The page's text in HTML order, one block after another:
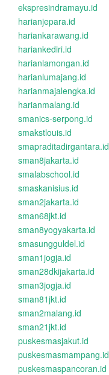
ekspresindramayu.id
harianjepara.id
hariankarawang.id
hariankediri.id
harianlamongan.id
harianlumajang.id
harianmajalengka.id
harianmalang.id
smanics-serpong.id
smakstlouis.id
smapraditadirgantara.id
sman8jakarta.id
smalabschool.id
smaskanisius.id
sman2jakarta.id
sman68jkt.id
sman8yogyakarta.id
smasungguldel.id
sman1jogja.id
sman28dkijakarta.id
sman3jogja.id
sman81jkt.id
sman2malang.id
sman21jkt.id
puskesmasjakut.id
puskesmasmampang.id
puskesmaspancoran.id